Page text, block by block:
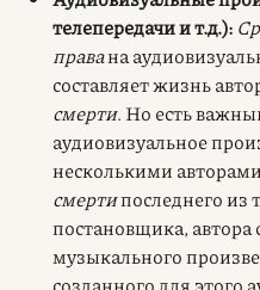
телепередачи и т.д.):
правана
составляет жизнь
смерти. Но есть
аудиовизуальное
несколькими
смертипоследнего из
постановщика,
музыкального
созданного для этого